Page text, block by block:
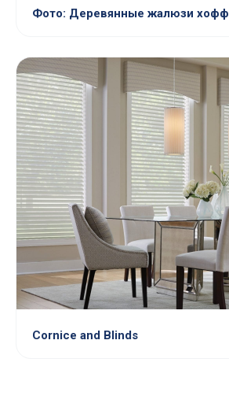
Фото: Деревянные жалюзи хофф
Cornice and Blinds